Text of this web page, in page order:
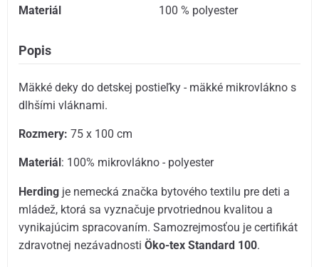
Materiál 100 % polyester
Popis
Mäkké deky do detskej postieľky - mäkké mikrovlákno s
dlhšími vláknami.
Rozmery: 75 x 100 cm
Materiál : 100% mikrovlákno - polyester
Herding je nemecká značka bytového textilu pre deti a
mládež, ktorá sa vyznačuje prvotriednou kvalitou a
vynikajúcim spracovaním. Samozrejmosťou je certifikát
zdravotnej nezávadnostiÖko-tex Standard 100.